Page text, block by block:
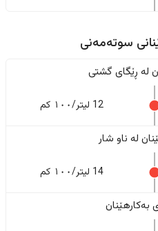
سوتەمەنی
له ڕێگای گشتی
12 لیتر/١٠٠ کم
له ناو شار
14 لیتر/١٠٠ کم
بەکارهێنان